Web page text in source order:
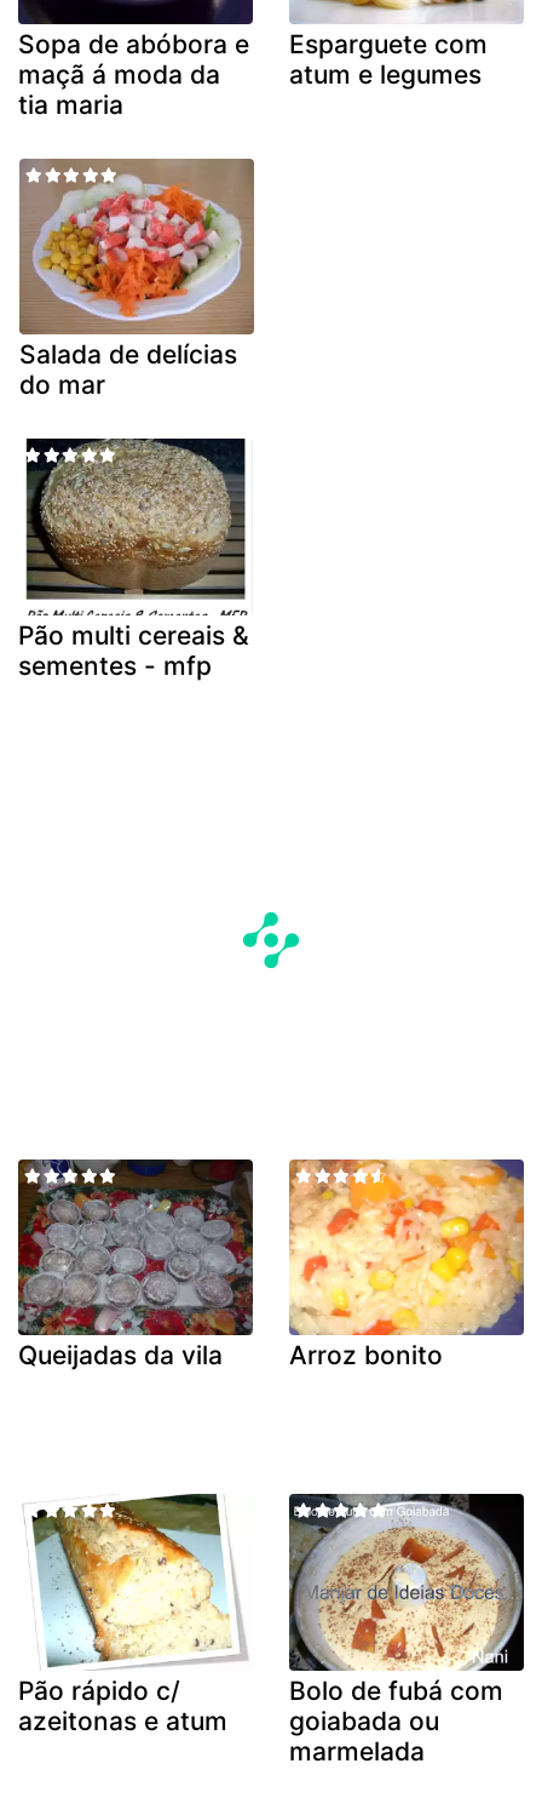
Sopa de abóbora e
maçã á moda da
tia maria
Esparguete com
atum e legumes
Salada de delícias
do mar
Pão multi cereais &
sementes - mfp
Queijadas da vila Arroz bonito
Pão rápido c/
azeitonas e atum
Bolo de fubá com
goiabada ou
marmelada